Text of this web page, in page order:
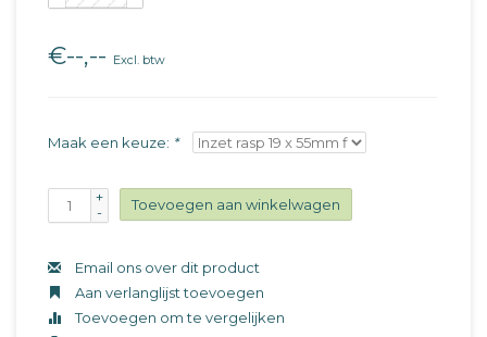
€--,-- Excl. btw
Maak een keuze: *
+
-
Toevoegen aan winkelwagen
Email ons over dit product
Aan verlanglijst toevoegen
Toevoegen om te vergelijken